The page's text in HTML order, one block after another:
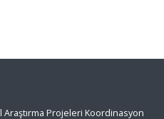
Projeleri Koordinasyon